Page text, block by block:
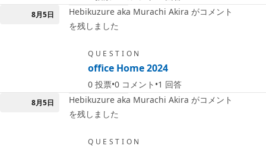
8月5日
Hebikuzure aka Murachi Akira がコメント
を残しました
QUESTION
office Home 2024
0 投票 0 コメント 1 回答
8月5日
Hebikuzure aka Murachi Akira がコメント
を残しました
QUESTION